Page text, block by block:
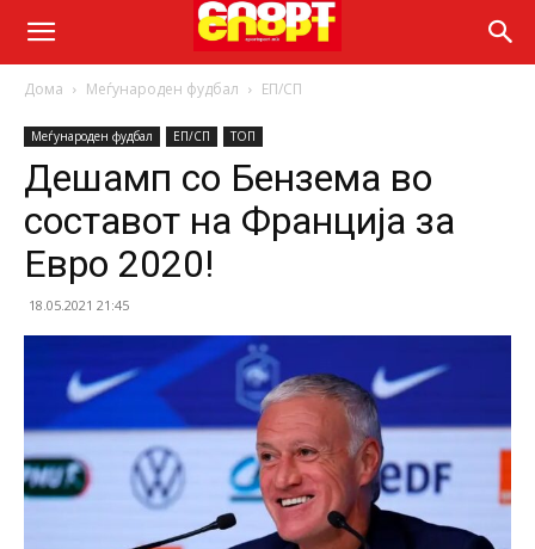
Дома Меѓународен фудбал ЕП/СП
Меѓународен фудбал ЕП/СП ТОП
Дешамп со Бензема во
составот на Франција за
Евро 2020!
18.05.2021 21:45